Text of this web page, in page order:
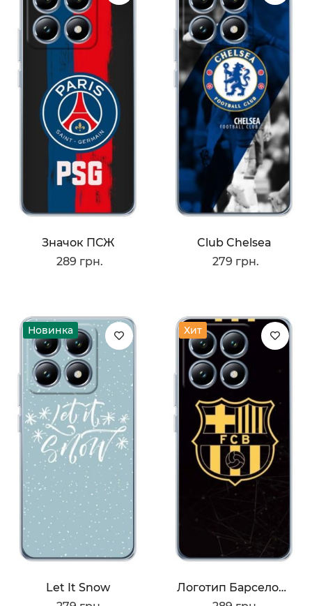
Значок ПСЖ
289 грн.
Club Chelsea
279 грн.
Новинка
Let It Snow
Хит
Логотип Барселоны